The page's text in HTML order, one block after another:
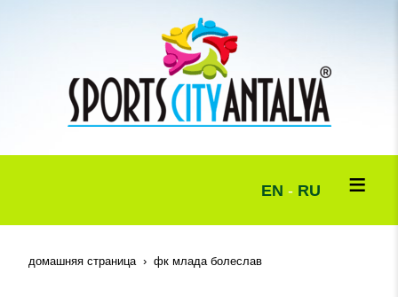
EN - RU
домашняя страница фк млада болеслав